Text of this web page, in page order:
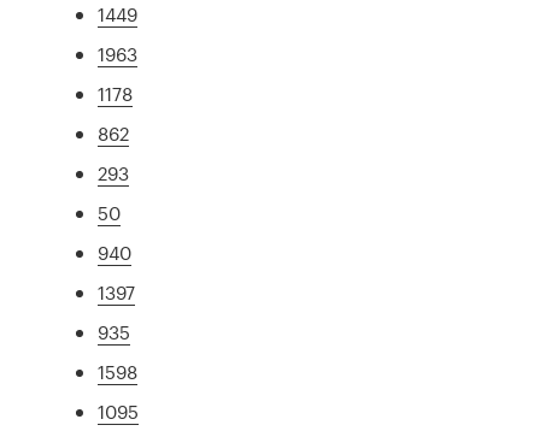
1449
1963
1178
862
293
50
940
1397
935
1598
1095